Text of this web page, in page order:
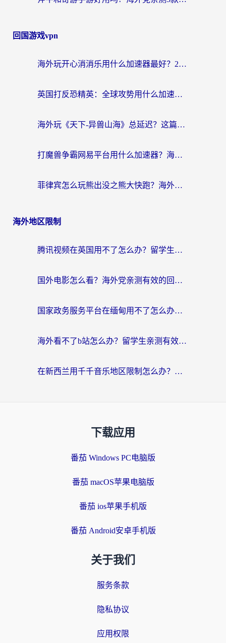
回国游戏vpn
海外玩开心消消乐用什么加速器最好？2026真实体验指南，告别延迟卡顿
英国打反恐精英：全球攻势用什么加速器？2026年实测有效的国服游戏加速指南
海外玩《天下-异兽山海》总延迟？这篇延迟加速器指南帮你告别卡顿（附日本玩Sky光·遇最高警戒解决方案）
打魔兽争霸网易平台用什么加速器？海外党亲测有效的国服游戏加速指南
菲律宾怎么玩熊出没之熊大快跑？海外党国服游戏加速终极攻略（附3款热门游戏实测）
海外地区限制
腾讯视频在英国用不了怎么办？留学生亲测有效的回国加速器指南
国外电影怎么看？海外党亲测有效的回国加速器选择指南
国家政务服务平台在缅甸用不了怎么办？海外华人必看的回国加速全攻略
海外看不了b站怎么办？留学生亲测有效的回国加速器选择攻略，解决豆瓣音乐、美团外卖难题
在新西兰用千千音乐地区限制怎么办？海外华人必备的回国加速解决方案
下载应用
番茄 Windows PC电脑版
番茄 macOS苹果电脑版
番茄 ios苹果手机版
番茄 Android安卓手机版
关于我们
服务条款
隐私协议
应用权限